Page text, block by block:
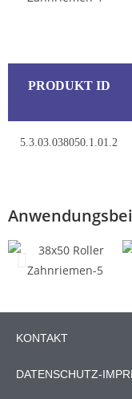
PRODUKT ID
5.3.03.038050.1.01.2
KONTAKT
DATENSCHUTZ-